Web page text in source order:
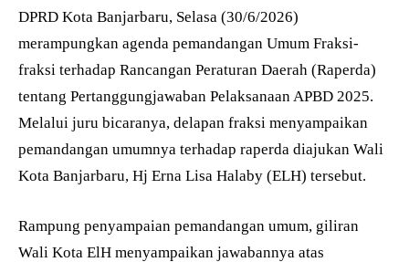
DPRD Kota Banjarbaru, Selasa (30/6/2026)
merampungkan agenda pemandangan Umum Fraksi-
fraksi terhadap Rancangan Peraturan Daerah (Raperda)
tentang Pertanggungjawaban Pelaksanaan APBD 2025.
Melalui juru bicaranya, delapan fraksi menyampaikan
pemandangan umumnya terhadap raperda diajukan Wali
Kota Banjarbaru, Hj Erna Lisa Halaby (ELH) tersebut.
Rampung penyampaian pemandangan umum, giliran
Wali Kota ElH menyampaikan jawabannya atas